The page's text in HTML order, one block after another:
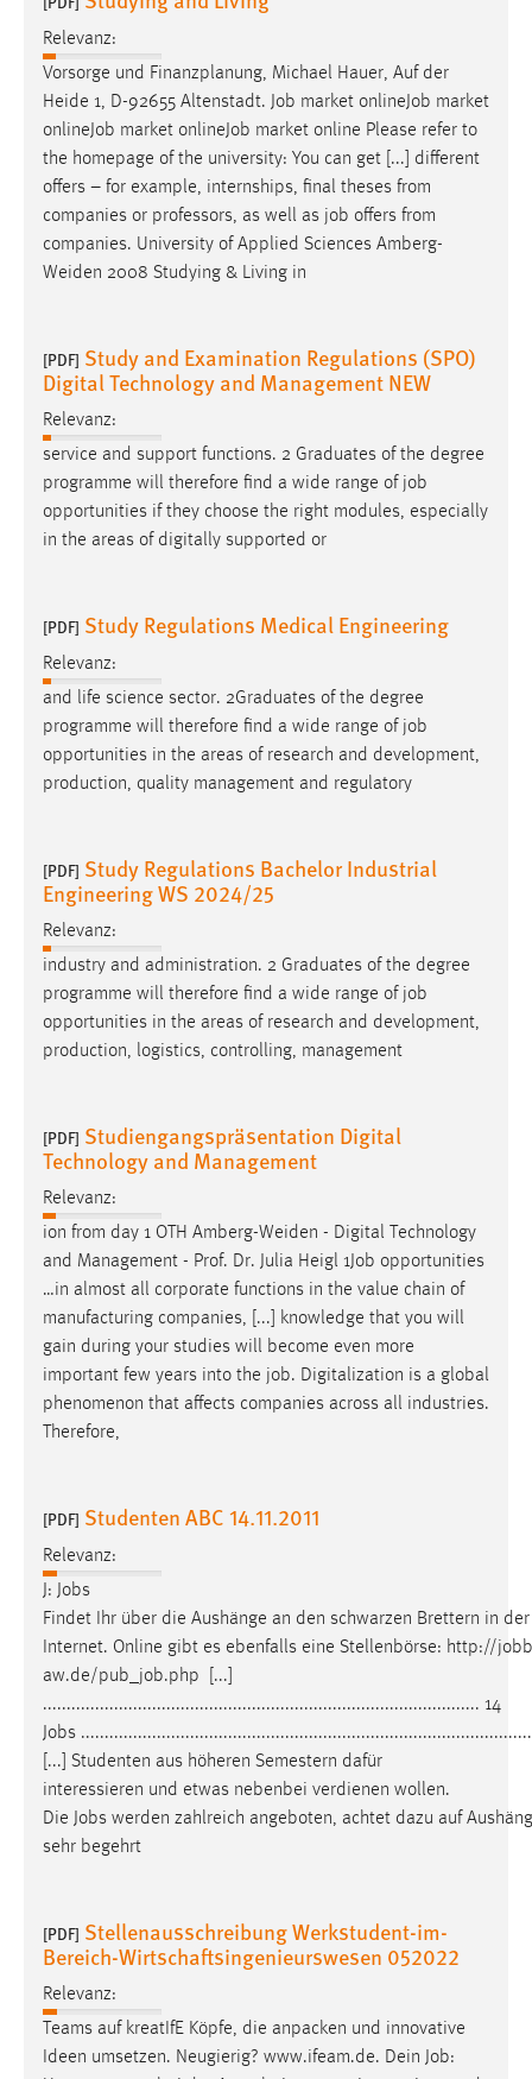
Relevanz:
Vorsorge und Finanzplanung, Michael Hauer, Auf der
Heide 1, D-92655 Altenstadt. Job market onlineJob market
onlineJob market onlineJob market online Please refer to
the homepage of the university: You can get [...] different
offers – for example, internships, final theses from
companies or professors, as well as job offers from
companies. University of Applied Sciences Amberg-
Weiden 2008 Studying & Living in
[PDF] Study and Examination Regulations (SPO)
Digital Technology and Management NEW
Relevanz:
service and support functions. 2 Graduates of the degree
programme will therefore find a wide range of job
opportunities if they choose the right modules, especially
in the areas of digitally supported or
[PDF] Study Regulations Medical Engineering
Relevanz:
and life science sector. 2Graduates of the degree
programme will therefore find a wide range of job
opportunities in the areas of research and development,
production, quality management and regulatory
[PDF] Study Regulations Bachelor Industrial
Engineering WS 2024/25
Relevanz:
industry and administration. 2 Graduates of the degree
programme will therefore find a wide range of job
opportunities in the areas of research and development,
production, logistics, controlling, management
[PDF] Studiengangspräsentation Digital
Technology and Management
Relevanz:
ion from day 1 OTH Amberg-Weiden - Digital Technology
and Management - Prof. Dr. Julia Heigl 1Job opportunities
…in almost all corporate functions in the value chain of
manufacturing companies, [...] knowledge that you will
gain during your studies will become even more
important few years into the job. Digitalization is a global
phenomenon that affects companies across all industries.
Therefore,
[PDF] Studenten ABC 14.11.2011
Relevanz:
J: Jobs
Findet Ihr über die Aushänge an den schwarzen Brettern in
Internet. Online gibt es ebenfalls eine Stellenbörse: http://
aw.de/pub_ job.php [...]
............................................................................................ 14
Jobs
[...] Studenten aus höheren Semestern dafür
interessieren und etwas nebenbei verdienen wollen.
Die Jobs werden zahlreich angeboten, achtet dazu auf
sehr begehrt
[PDF] Stellenausschreibung Werkstudent-im-
Bereich-Wirtschaftsingenieurswesen 052022
Relevanz:
Teams auf kreatIfE Köpfe, die anpacken und innovative
Ideen umsetzen. Neugierig? www.ifeam.de. Dein Job: